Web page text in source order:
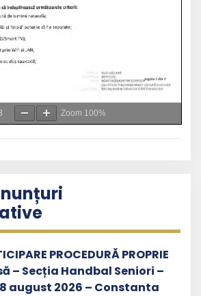
Zoom 100%
PROCEDURĂ PROPRIE
– Secția Handbal Seniori –
august 2026 – Constanta